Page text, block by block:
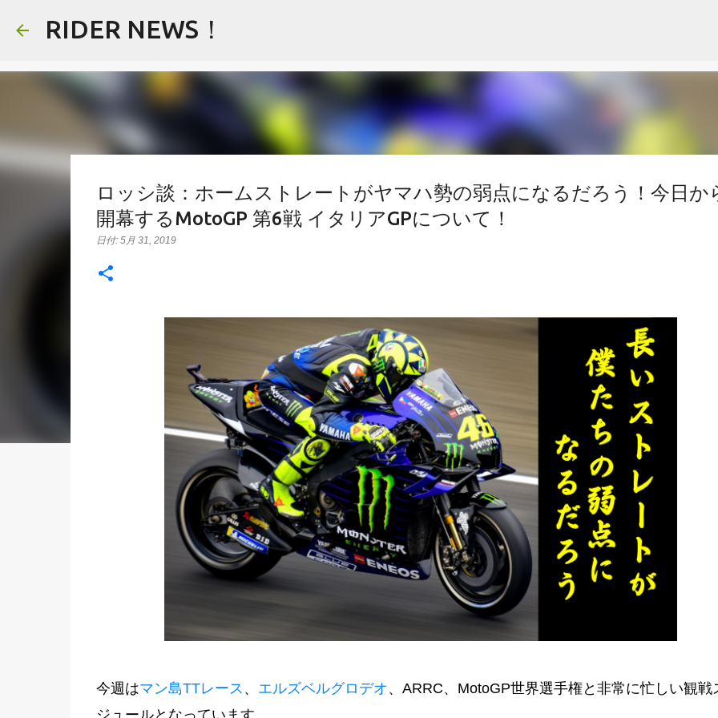
RIDER NEWS！
ロッシ談：ホームストレートがヤマハ勢の弱点になるだろう！今日か
開幕するMotoGP 第6戦 イタリアGPについて！
日付: 5月 31, 2019
今週はマン島TTレース 、 エルズベルグロデオ 、ARRC、MotoGP世界選手権と非常に忙しい観戦
ジュールとなっています。